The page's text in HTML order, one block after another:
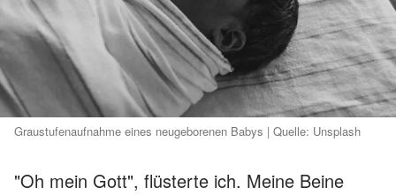
Graustufenaufnahme eines neugeborenen Babys | Quelle: Unsplash
"Oh mein Gott", flüsterte ich. Meine Beine